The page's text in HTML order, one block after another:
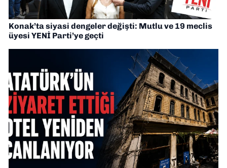
Konak’ta siyasi dengeler değişti: Mutlu ve 19 meclis
üyesi YENİ Parti’ye geçti